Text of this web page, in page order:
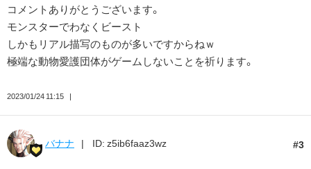
コメントありがとうございます。
モンスターでわなくビースト
しかもリアル描写のものが多いですからねｗ
極端な動物愛護団体がゲームしないことを祈ります。
2023/01/24 11:15
3
バナナ ID: z5ib6faaz3wz